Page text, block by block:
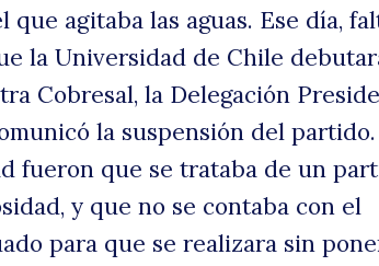
agitaba las aguas. Ese día,
la Universidad de Chile
Cobresal, la Delegación
la suspensión del
fueron que se trataba de un
y que no se contaba con el
para que se realizara sin